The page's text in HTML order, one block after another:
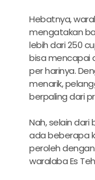
Hebatnya,
mengatakan
lebih dari 250
bisa mencapai
per harinya.
menarik,
berpaling dari
Nah, selain
ada beberapa
peroleh
waralaba Es